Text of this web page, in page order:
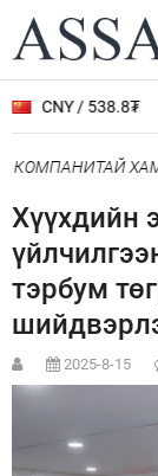
CNY / 538.8₮
КОМПАНИТАЙ
Хүүхдийн
тэрбум
2025-8-15